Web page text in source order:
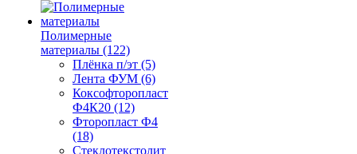
Полимерные
материалы (122)
Плёнка п/эт (5)
Лента ФУМ (6)
Коксофторопласт
Ф4К20 (12)
Фторопласт Ф4
(18)
Стеклотекстолит